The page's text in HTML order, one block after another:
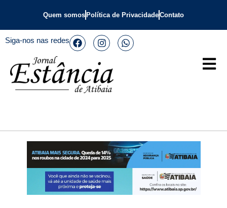
Quem somos Política de PrivacidadeContato
Siga-nos nas redes